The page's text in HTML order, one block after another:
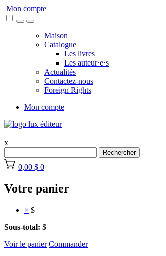
Skip
to
Mon compte
Maison
Catalogue
Les livres
Les auteur·e·s
Actualités
Contactez-nous
Foreign Rights
Mon compte
x
Rechercher
0,00 $ 0
Votre panier
× $
Sous-total: $
Voir le panier Commander